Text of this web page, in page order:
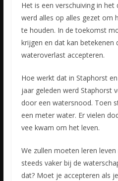
Het is een verschuiving in
werd alles op alles gezet om
te houden. In de toekomst
krijgen en dat kan betekenen
wateroverlast accepteren.
Hoe werkt dat in Staphorst
jaar geleden werd Staphorst
door een watersnood. Toen
een meter water. Er vielen
vee kwam om het leven.
We zullen moeten leren
steeds vaker bij de
dat? Moet je accepteren als